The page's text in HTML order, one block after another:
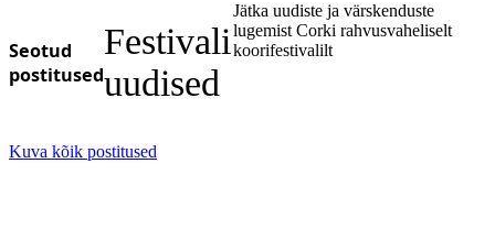
Seotud
postitused
Festivali
uudised
Jätka uudiste ja värskenduste
lugemist Corki rahvusvaheliselt
koorifestivalilt
Kuva kõik postitused